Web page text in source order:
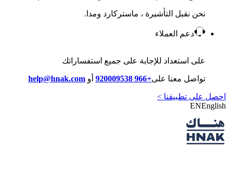
نحن نقبل التأشيرة ، ماستركارد ومدا.
دعم العملاء
على استعداد للإجابة على جميع استفساراتك
تواصل معنا على+966 920009538 أو help@hnak.com
احصل على تطبيقنا >
ENEnglish